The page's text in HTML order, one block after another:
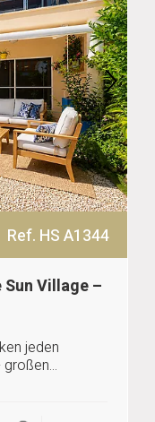
Ref. HS A1344
Village –
jeden